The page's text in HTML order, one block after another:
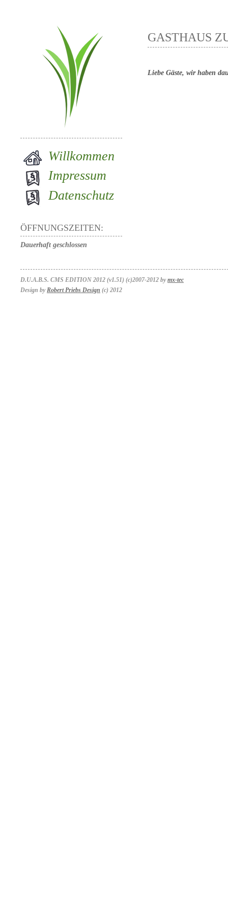
Willkommen
Impressum
Datenschutz
ÖFFNUNGSZEITEN:
Dauerhaft geschlossen
GASTHAUS
Liebe Gäste, wir haben
D.U.A.B.S. CMS EDITION 2012 (v1.51) (c)2007-2012 bymx-tec
Design byRobert Priebs Design (c) 2012